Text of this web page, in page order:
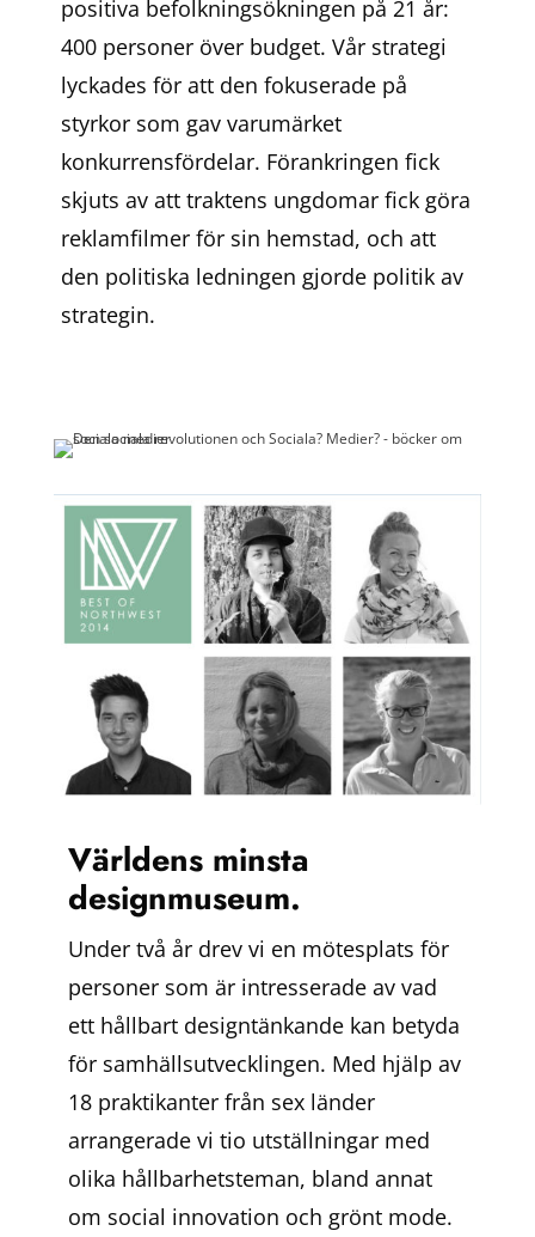
positiva befolkningsökningen på 21 år:
400 personer över budget. Vår strategi
lyckades för att den fokuserade på
styrkor som gav varumärket
konkurrensfördelar. Förankringen fick
skjuts av att traktens ungdomar fick göra
reklamfilmer för sin hemstad, och att
den politiska ledningen gjorde politik av
strategin.
Världens minsta
designmuseum.
Under två år drev vi en mötesplats för
personer som är intresserade av vad
ett hållbart designtänkande kan betyda
för samhällsutvecklingen. Med hjälp av
18 praktikanter från sex länder
arrangerade vi tio utställningar med
olika hållbarhetsteman, bland annat
om social innovation och grönt mode.